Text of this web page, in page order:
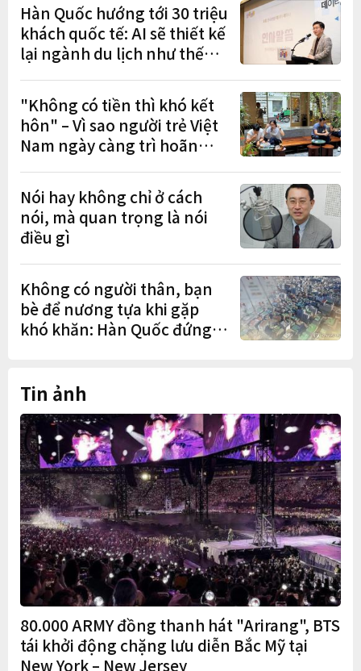
Hàn Quốc hướng tới 30 triệu
khách quốc tế: AI sẽ thiết kế
lại ngành du lịch như thế
"Không có tiền thì khó kết
hôn" – Vì sao người trẻ Việt
Nam ngày càng trì hoãn
Nói hay không chỉ ở cách
nói, mà quan trọng là nói
điều gì
Không có người thân, bạn
bè để nương tựa khi gặp
khó khăn: Hàn Quốc đứng
Tin ảnh
80.000 ARMY đồng thanh hát "Arirang", BTS
tái khởi động chặng lưu diễn Bắc Mỹ tại
New York – New Jersey